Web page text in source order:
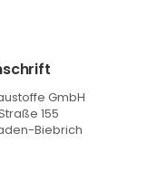
GmbH
155
Biebrich